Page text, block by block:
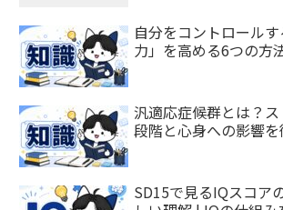
自分をコントロール
力」を高める6つの方
汎適応症候群とは？
段階と心身への影響
SD15で見るIQスコア